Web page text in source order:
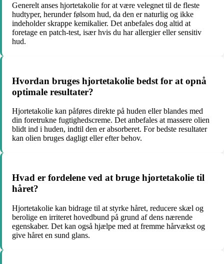
Generelt anses hjortetakolie for at være velegnet til de fleste
hudtyper, herunder følsom hud, da den er naturlig og ikke
indeholder skrappe kemikalier. Det anbefales dog altid at
foretage en patch-test, især hvis du har allergier eller sensitiv
hud.
Hvordan bruges hjortetakolie bedst for at opnå
optimale resultater?
Hjortetakolie kan påføres direkte på huden eller blandes med
din foretrukne fugtighedscreme. Det anbefales at massere olien
blidt ind i huden, indtil den er absorberet. For bedste resultater
kan olien bruges dagligt eller efter behov.
Hvad er fordelene ved at bruge hjortetakolie til
håret?
Hjortetakolie kan bidrage til at styrke håret, reducere skæl og
berolige en irriteret hovedbund på grund af dens nærende
egenskaber. Det kan også hjælpe med at fremme hårvækst og
give håret en sund glans.